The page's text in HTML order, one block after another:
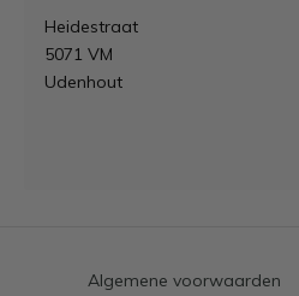
Heidestraat
5071 VM
Udenhout
Algemene voorwaarden